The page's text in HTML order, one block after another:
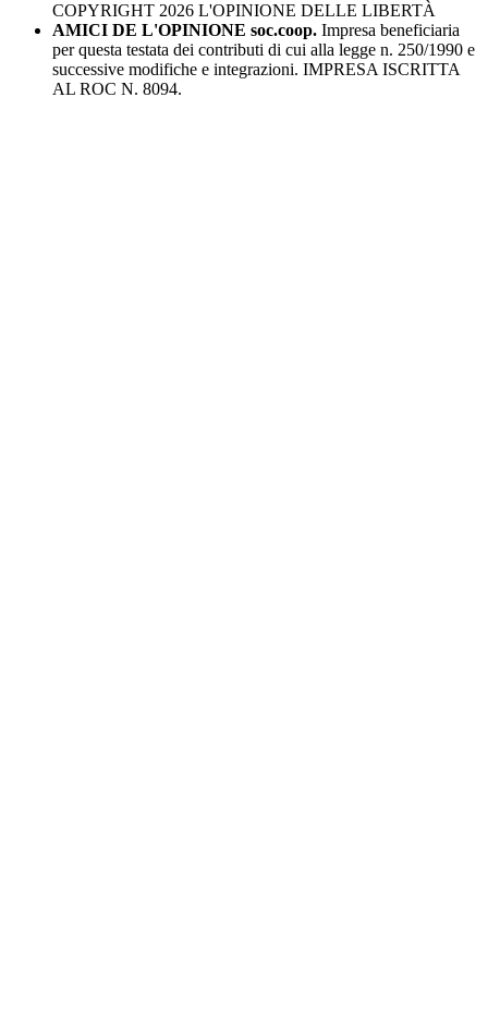
COPYRIGHT 2026 L'OPINIONE DELLE LIBERTÀ
AMICI DE L'OPINIONE soc.coop. Impresa beneficiaria
per questa testata dei contributi di cui alla legge n. 250/1990 e
successive modifiche e integrazioni. IMPRESA ISCRITTA
AL ROC N. 8094.